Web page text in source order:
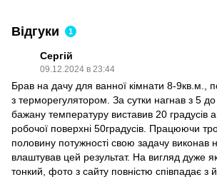
Відгуки 1
Сергій
09.12.2024 в 23:44
Брав на дачу для ванної кімнати 8-9кв.м.,
з терморегулятором. За сутки нагнав з 5 до
бажану температуру виставив 20 градусів
робочої поверхні 50градусів. Працюючи
половину потужності свою задачу виконав
влаштував цей результат. На вигляд дуже
тонкий, фото з сайту повністю співпадає з